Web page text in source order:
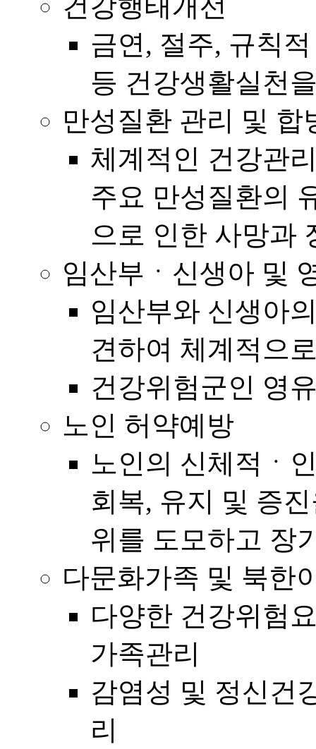
금연, 절주, 규칙
등 건강생활실천
만성질환 관리 및 합
체계적인 건강관
주요 만성질환의
으로 인한 사망과
임산부ㆍ신생아 및
임산부와 신생아
견하여 체계적으
건강위험군인 영
노인 허약예방
노인의 신체적ㆍ
회복, 유지 및 증
위를 도모하고 장
다문화가족 및 북한
다양한 건강위험
가족관리
감염성 및 정신건
리